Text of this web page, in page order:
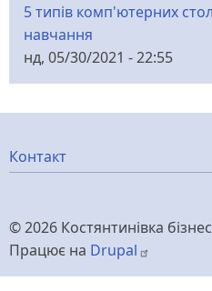
5 типів комп'ютерних
навчання
нд, 05/30/2021 - 22:55
Меню
колонтитулу
Контакт
© 2026 Костянтинівка
Працює на Drupal